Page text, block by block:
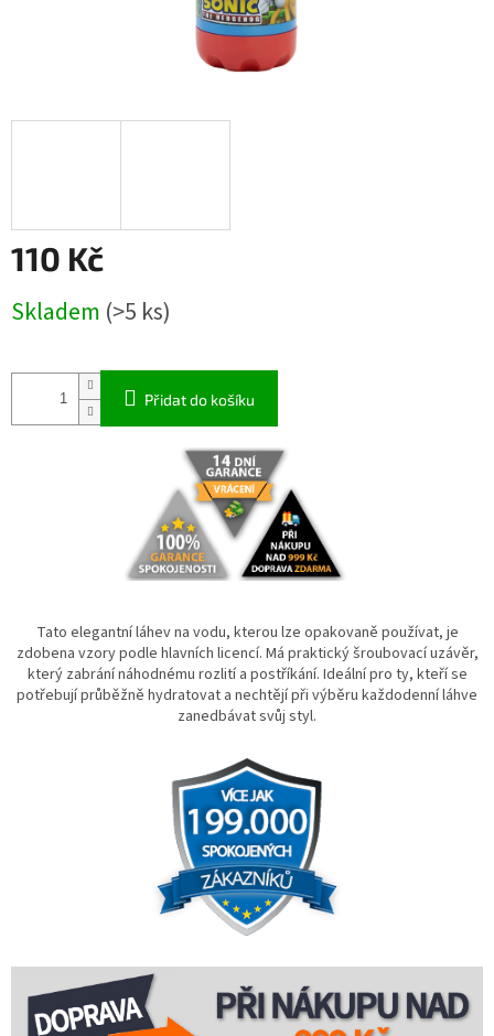
110 Kč
cena:
Skladem (>5 ks)
Přidat do košíku
Tato elegantní láhev na vodu, kterou lze opakovaně používat, je
zdobena vzory podle hlavních licencí. Má praktický šroubovací uzávěr,
který zabrání náhodnému rozlití a postříkání. Ideální pro ty, kteří se
potřebují průběžně hydratovat a nechtějí při výběru každodenní láhve
zanedbávat svůj styl.